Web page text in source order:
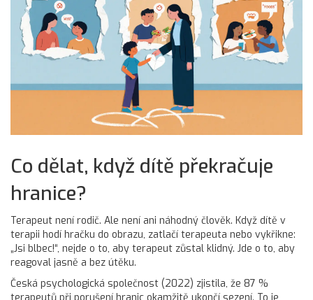
Co dělat, když dítě překračuje
hranice?
Terapeut není rodič. Ale není ani náhodný člověk. Když dítě v
terapii hodí hračku do obrazu, zatlačí terapeuta nebo vykřikne:
„Jsi blbec!“, nejde o to, aby terapeut zůstal klidný. Jde o to, aby
reagoval jasně a bez útěku.
Česká psychologická společnost (2022) zjistila, že 87 %